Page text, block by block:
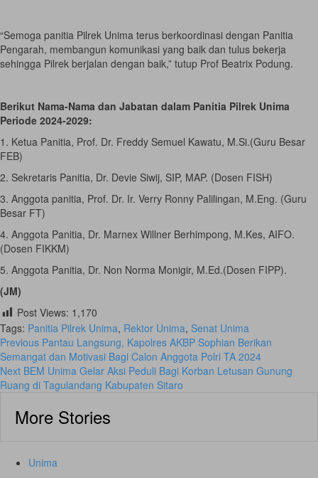
“Semoga panitia Pilrek Unima terus berkoordinasi dengan Panitia
Pengarah, membangun komunikasi yang baik dan tulus bekerja
sehingga Pilrek berjalan dengan baik,” tutup Prof Beatrix Podung.
Berikut Nama-Nama dan Jabatan dalam Panitia Pilrek Unima
Periode 2024-2029:
1. Ketua Panitia, Prof. Dr. Freddy Semuel Kawatu, M.Si.(Guru Besar
FEB)
2. Sekretaris Panitia, Dr. Devie Siwij, SIP, MAP. (Dosen FISH)
3. Anggota panitia, Prof. Dr. Ir. Verry Ronny Palilingan, M.Eng. (Guru
Besar FT)
4. Anggota Panitia, Dr. Marnex Willner Berhimpong, M.Kes, AIFO.
(Dosen FIKKM)
5. Anggota Panitia, Dr. Non Norma Monigir, M.Ed.(Dosen FIPP).
(JM)
Post Views: 1,170
Tags: Panitia Pilrek Unima, Rektor Unima, Senat Unima
Continue
Reading
Previous Pantau Langsung, Kapolres AKBP Sophian Berikan
Semangat dan Motivasi Bagi Calon Anggota Polri TA 2024
Next BEM Unima Gelar Aksi Peduli Bagi Korban Letusan Gunung
Ruang di Tagulandang Kabupaten Sitaro
More Stories
Unima